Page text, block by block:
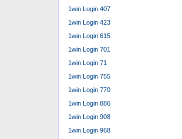
1win Login 407
1win Login 423
1win Login 615
1win Login 701
1win Login 71
1win Login 755
1win Login 770
1win Login 886
1win Login 908
1win Login 968